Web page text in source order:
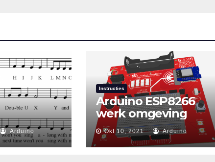
Arduino
Instructies
Arduino ESP8266
werk omgeving
Okt 10, 2021 Arduino